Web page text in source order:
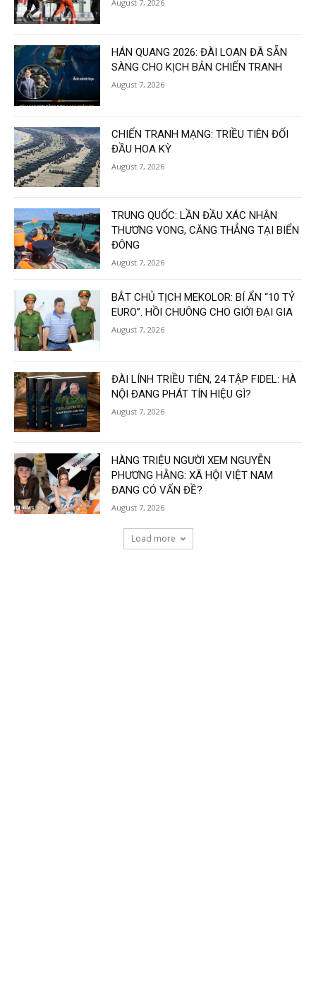
August 7, 2026
HÁN QUANG 2026: ĐÀI LOAN ĐÃ SẴN
SÀNG CHO KỊCH BẢN CHIẾN TRANH
August 7, 2026
CHIẾN TRANH MẠNG: TRIỀU TIÊN ĐỐI
ĐẦU HOA KỲ
August 7, 2026
TRUNG QUỐC: LẦN ĐẦU XÁC NHẬN
THƯƠNG VONG, CĂNG THẲNG TẠI BIỂN
ĐÔNG
August 7, 2026
BẮT CHỦ TỊCH MEKOLOR: BÍ ẨN “10 TỶ
EURO”. HỒI CHUÔNG CHO GIỚI ĐẠI GIA
August 7, 2026
ĐÀI LÍNH TRIỀU TIÊN, 24 TẬP FIDEL: HÀ
NỘI ĐANG PHÁT TÍN HIỆU GÌ?
August 7, 2026
HÀNG TRIỆU NGƯỜI XEM NGUYỄN
PHƯƠNG HẰNG: XÃ HỘI VIỆT NAM
ĐANG CÓ VẤN ĐỀ?
August 7, 2026
Load more